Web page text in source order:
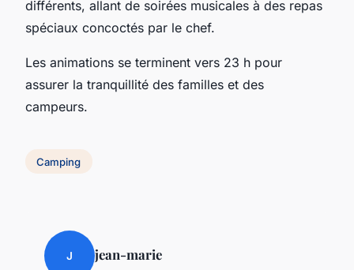
différents, allant de soirées musicales à des repas
spéciaux concoctés par le chef.
Les animations se terminent vers 23 h pour
assurer la tranquillité des familles et des
campeurs.
Camping
J jean-marie